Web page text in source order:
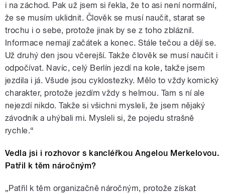
i na záchod. Pak už jsem si řekla, že to asi není normální,
že se musím uklidnit. Člověk se musí naučit, starat se
trochu i o sebe, protože jinak by se z toho zbláznil.
Informace nemají začátek a konec. Stále tečou a dějí se.
Už druhý den jsou včerejší. Takže člověk se musí naučit i
odpočívat. Navíc, celý Berlín jezdí na kole, takže jsem
jezdila i já. Všude jsou cyklostezky. Mělo to vždy komický
charakter, protože jezdím vždy s helmou. Tam s ní ale
nejezdí nikdo. Takže si všichni mysleli, že jsem nějaký
závodník a uhýbali mi. Mysleli si, že pojedu strašně
rychle.“
Vedla jsi i rozhovor s kancléřkou Angelou Merkelovou.
Patřil k těm náročným?
„Patřil k těm organizačně náročným, protože získat